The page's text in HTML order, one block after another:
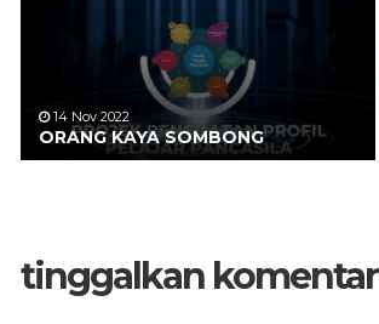
14 Nov 2022
ORANG KAYA SOMBONG
tinggalkan komentar